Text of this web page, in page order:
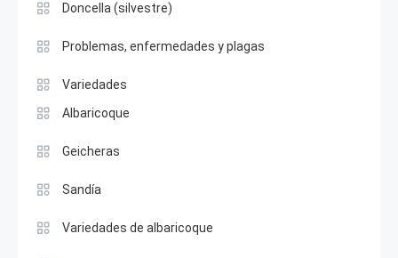
Doncella (silvestre)
Problemas, enfermedades y plagas
Variedades
Albaricoque
Geicheras
Sandía
Variedades de albaricoque